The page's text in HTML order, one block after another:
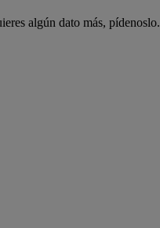
algún dato más, pídenoslo.